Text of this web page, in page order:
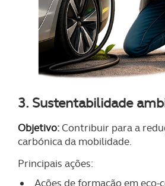
3. Sustentabilidade
Objetivo:Contribuir para a
carbónica da mobilidade.
Principais ações:
Ações de formação em eco-